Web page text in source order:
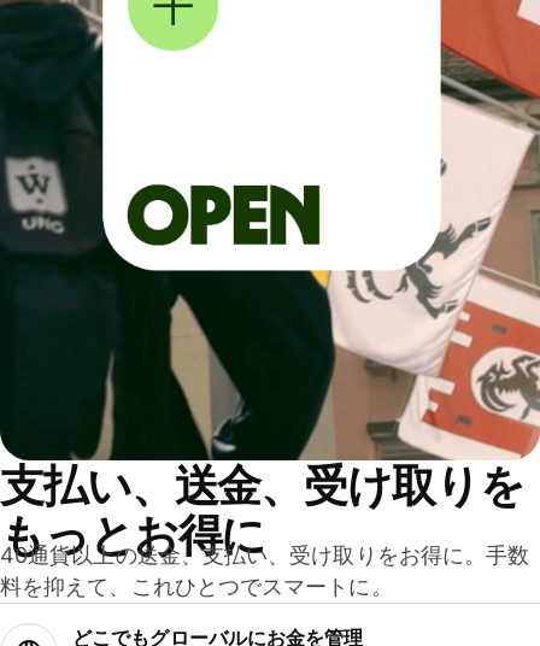
支払い、送金、受け取りを
もっとお得に
40通貨以上の送金、支払い、受け取りをお得に。手数
料を抑えて、これひとつでスマートに。
どこでもグ⁠ロ⁠ー⁠バ⁠ルにお金を管理